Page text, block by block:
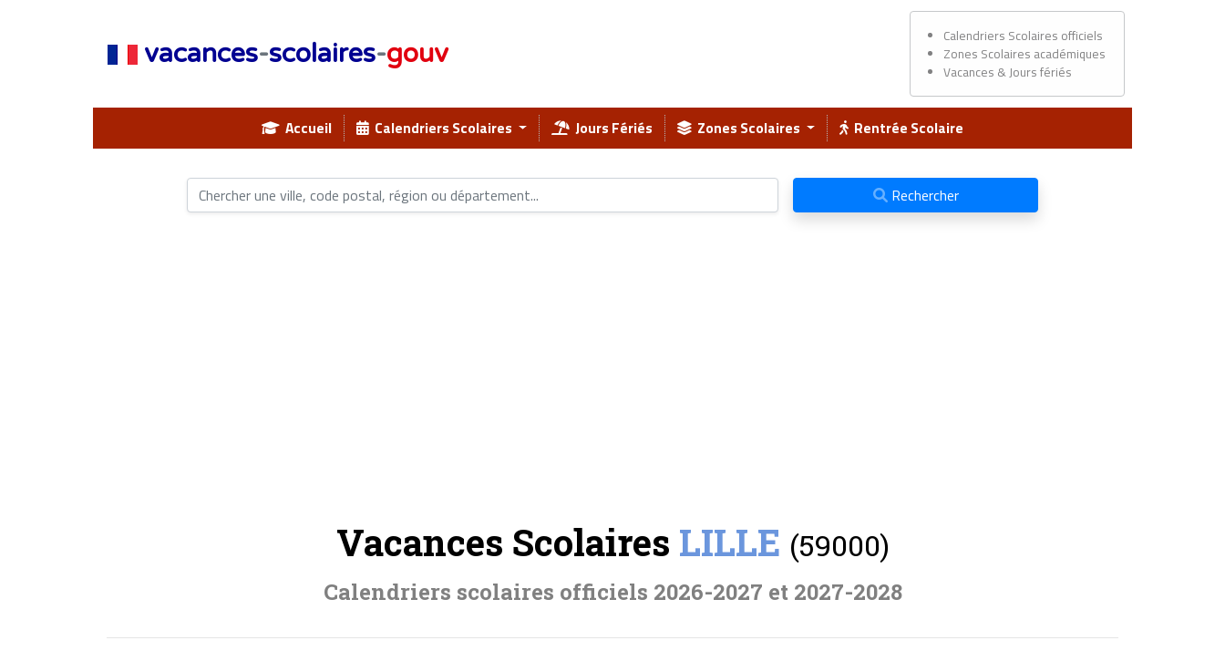
vacances-scolaires-gouv
Calendriers Scolaires officiels
Zones Scolaires académiques
Vacances & Jours fériés
Accueil Calendriers Scolaires Jours Fériés Zones Scolaires Rentrée Scolaire
Rechercher
Vacances Scolaires LILLE (59000)
Calendriers scolaires officiels 2026-2027 et 2027-2028